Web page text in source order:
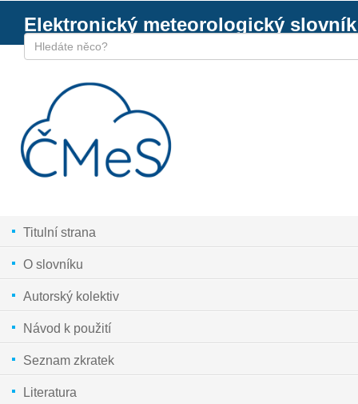
Elektronický meteorologický slovník
Titulní strana
O slovníku
Autorský kolektiv
Návod k použití
Seznam zkratek
Literatura